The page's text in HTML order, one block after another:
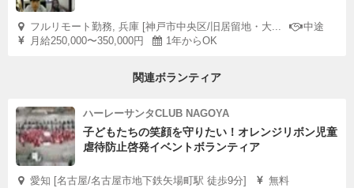
フルリモート勤務, 兵庫 [神戸市中央区/旧居留地・大...
中途
月給250,000〜350,000円
1年からOK
関連ボランティア
ハーレーサンタCLUB NAGOYA
子どもたちの笑顔を守りたい！オレンジリボン児童
虐待防止啓発イベントボランティア
愛知 [名古屋/名古屋市地下鉄矢場町駅 徒歩9分]
無料